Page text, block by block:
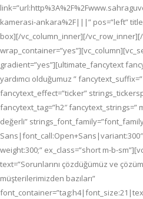
kamerasi-ankara%2F|||” pos=”left”
box][/vc_column_inner][/
gradient=”yes”][ultimate_fancytext
yardımcı olduğumuz ”
fancytext_effect=”ticker”
fancytext_tag=”h2″ fancytext_strings=”
değerli”
weight:300;” ex_class=”short m-b-
text=”Sorunlarını çözdüğümüz ve
müşterilerimizden bazıları”